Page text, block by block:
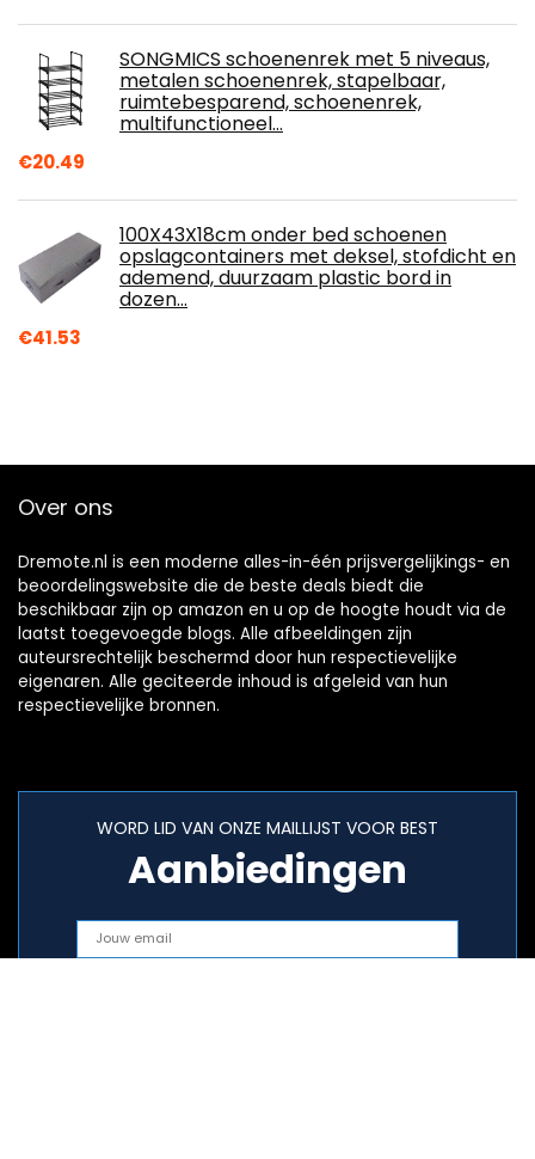
SONGMICS schoenenrek met 5 niveaus,
metalen schoenenrek, stapelbaar,
ruimtebesparend, schoenenrek,
multifunctioneel…
€20.49
100X43X18cm onder bed schoenen
opslagcontainers met deksel, stofdicht en
ademend, duurzaam plastic bord in
dozen…
€41.53
Over ons
Dremote.nl is een moderne alles-in-één prijsvergelijkings- en
beoordelingswebsite die de beste deals biedt die
beschikbaar zijn op amazon en u op de hoogte houdt via de
laatst toegevoegde blogs. Alle afbeeldingen zijn
auteursrechtelijk beschermd door hun respectievelijke
eigenaren. Alle geciteerde inhoud is afgeleid van hun
respectievelijke bronnen.
WORD LID VAN ONZE MAILLIJST VOOR BEST
Aanbiedingen